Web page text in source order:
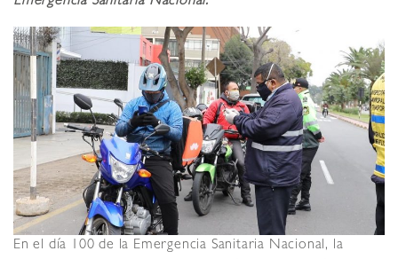
En el día 100 de la Emergencia Sanitaria Nacional, la